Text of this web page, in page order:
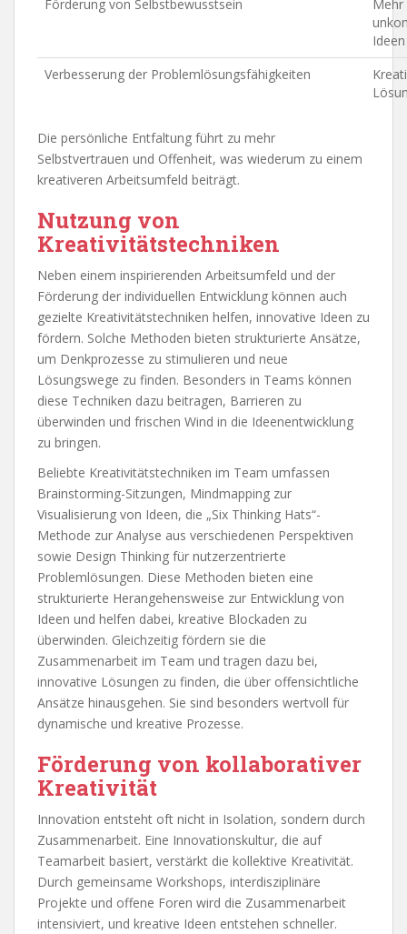
Förderung von Selbstbewusstsein
Ideen
Verbesserung der Problemlösungsfähigkeiten
Die persönliche Entfaltung führt zu mehr
Selbstvertrauen und Offenheit, was wiederum zu einem
kreativeren Arbeitsumfeld beiträgt.
Nutzung von
Kreativitätstechniken
Neben einem inspirierenden Arbeitsumfeld und der
Förderung der individuellen Entwicklung können auch
gezielte Kreativitätstechniken helfen, innovative Ideen zu
fördern. Solche Methoden bieten strukturierte Ansätze,
um Denkprozesse zu stimulieren und neue
Lösungswege zu finden. Besonders in Teams können
diese Techniken dazu beitragen, Barrieren zu
überwinden und frischen Wind in die Ideenentwicklung
zu bringen.
Beliebte Kreativitätstechniken im Team umfassen
Brainstorming-Sitzungen, Mindmapping zur
Visualisierung von Ideen, die „Six Thinking Hats“-
Methode zur Analyse aus verschiedenen Perspektiven
sowie Design Thinking für nutzerzentrierte
Problemlösungen. Diese Methoden bieten eine
strukturierte Herangehensweise zur Entwicklung von
Ideen und helfen dabei, kreative Blockaden zu
überwinden. Gleichzeitig fördern sie die
Zusammenarbeit im Team und tragen dazu bei,
innovative Lösungen zu finden, die über offensichtliche
Ansätze hinausgehen. Sie sind besonders wertvoll für
dynamische und kreative Prozesse.
Förderung von kollaborativer
Kreativität
Innovation entsteht oft nicht in Isolation, sondern durch
Zusammenarbeit. Eine Innovationskultur, die auf
Teamarbeit basiert, verstärkt die kollektive Kreativität.
Durch gemeinsame Workshops, interdisziplinäre
Projekte und offene Foren wird die Zusammenarbeit
intensiviert, und kreative Ideen entstehen schneller.